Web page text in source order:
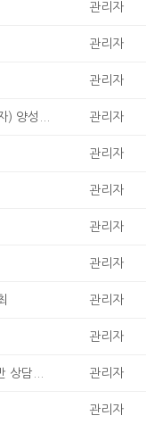
관리자
관리자
관리자
) 양성... 관리자
관리자
관리자
관리자
관리자
관리자
관리자
상담... 관리자
관리자